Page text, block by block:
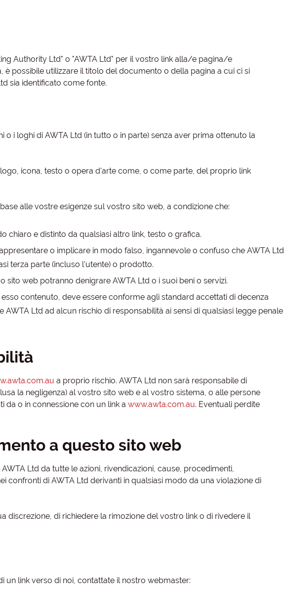
Authority Ltd" o "AWTA Ltd" per il vostro link alla/e pagina/e
è possibile utilizzare il titolo del documento o della pagina a cui ci si
sia identificato come fonte.
i loghi di AWTA Ltd (in tutto o in parte) senza aver prima ottenuto la
icona, testo o opera d'arte come, o come parte, del proprio link
alle vostre esigenze sul vostro sito web, a condizione che:
chiaro e distinto da qualsiasi altro link, testo o grafica.
o implicare in modo falso, ingannevole o confuso che AWTA Ltd
terza parte (incluso l'utente) o prodotto.
sito web potranno denigrare AWTA Ltd o i suoi beni o servizi.
contenuto, deve essere conforme agli standard accettati di decenza
Ltd ad alcun rischio di responsabilità ai sensi di qualsiasi legge penale
a proprio rischio. AWTA Ltd non sarà responsabile di
la negligenza) al vostro sito web e al vostro sistema, o alle persone
da o in connessione con un link a www.awta.com.au. Eventuali perdite
a questo sito web
Ltd da tutte le azioni, rivendicazioni, cause, procedimenti,
confronti di AWTA Ltd derivanti in qualsiasi modo da una violazione di
discrezione, di richiedere la rimozione del vostro link o di rivedere il
link verso di noi, contattate il nostro webmaster: